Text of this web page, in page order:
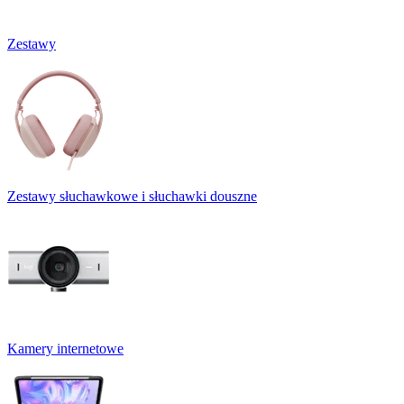
Zestawy
Zestawy słuchawkowe i słuchawki douszne
Kamery internetowe